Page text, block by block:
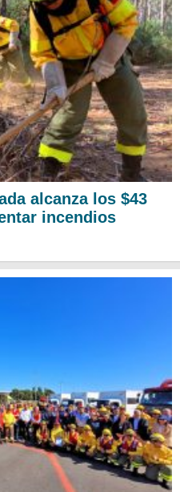
alcanza los $43
incendios